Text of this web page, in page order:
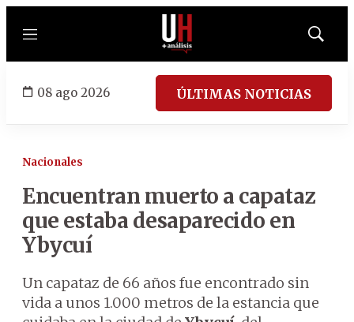
Menú
Mostrar
08 ago 2026 ÚLTIMAS NOTICIAS
Nacionales
Encuentran muerto a capataz
que estaba desaparecido en
Ybycuí
Un capataz de 66 años fue encontrado sin
vida a unos 1.000 metros de la estancia que